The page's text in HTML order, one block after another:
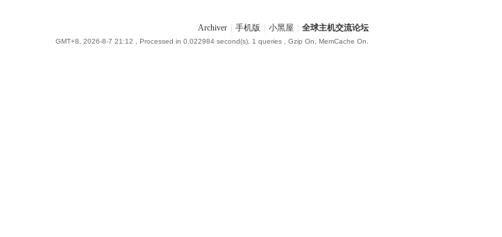
Archiver 手机版 小黑屋 全球主机交流论坛
GMT+8, 2026-8-7 21:12 , Processed in 0.022984 second(s), 1 queries , Gzip On, MemCache On.